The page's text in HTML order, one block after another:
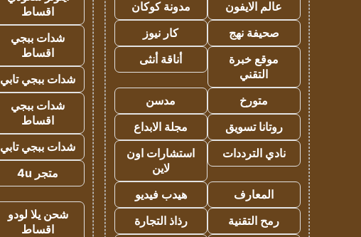
عالم الايفون
مدونة كوكان
صحيفة نهج
كار نيوز
موقع خبرة
التقني
أناقة أنثى
متورخ
مدسن
روتانا تسويق
مجلة الابداع
نادي الترددات
استشارات اون
لاين
المعارف
هيدب فيديو
رمح التقنية
رذاذ التجارة
اقساط
شدات ببجي
اقساط
شدات ببجي تابي
شدات ببجي
اقساط
شدات ببجي تابي
متجر 4u
شحن يلا لودو
اقساط